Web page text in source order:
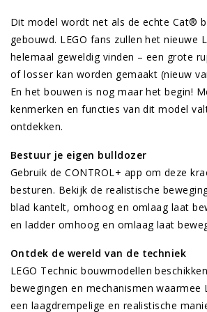
Dit model wordt net als de echte Cat®
gebouwd. LEGO fans zullen het nieuwe
helemaal geweldig vinden – een grote
of losser kan worden gemaakt (nieuw
En het bouwen is nog maar het begin!
kenmerken en functies van dit model
ontdekken.
Bestuur je eigen bulldozer
Gebruik de CONTROL+ app om deze
besturen. Bekijk de realistische
blad kantelt, omhoog en omlaag laat
en ladder omhoog en omlaag laat
Ontdek de wereld van de techniek
LEGO Technic bouwmodellen
bewegingen en mechanismen waarmee
een laagdrempelige en realistische